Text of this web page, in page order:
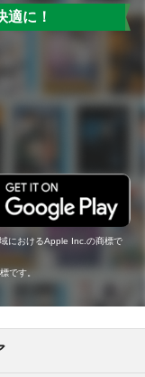
適に！
におけるApple Inc.の商標で
です。